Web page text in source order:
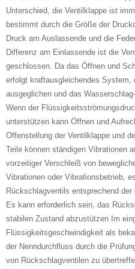
Unterschied, die Ventilklappe ist
bestimmt durch die Größe der
Druck am Auslassende und die
Differenz am Einlassende ist die
geschlossen. Da das Öffnen und
erfolgt kraftausgleichendes System,
ausgeglichen und das
Wenn der
unterstützen kann Öffnen und
Offenstellung der Ventilklappe und
Teile können ständigen Vibrationen
vorzeitiger Verschleiß von
Vibrationen oder Vibrationsbetrieb,
Rückschlagventils entsprechend
Es kann erforderlich sein, das
stabilen Zustand abzustützen Im
Flüssigkeitsgeschwindigkeit als
der Nenndurchfluss durch die
von Rückschlagventilen zu